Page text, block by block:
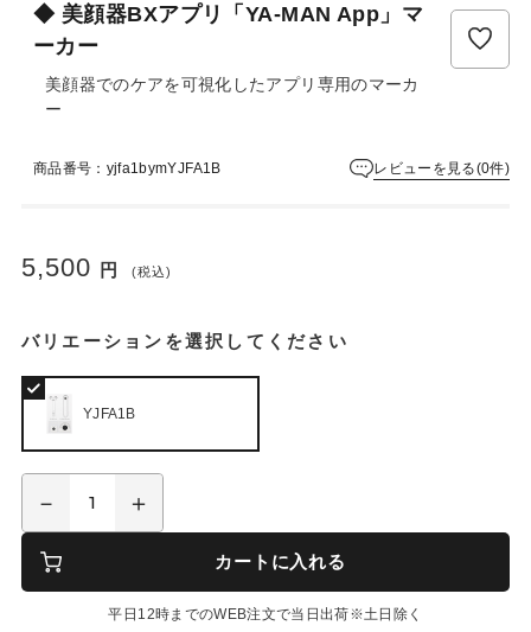
◆ 美顔器BXアプリ「YA-MAN App」マ
ーカー
美顔器でのケアを可視化したアプリ専用のマーカ
ー
商品番号：yjfa1bymYJFA1B レビューを見る(0件)
5,500 円 (税込)
バリエーションを選択してください
YJFA1B
カートに入れる
平日12時までのWEB注文で当日出荷※土日除く